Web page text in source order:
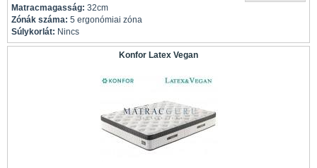
Matracmagasság: 32cm
Zónák száma: 5 ergonómiai zóna
Súlykorlát: Nincs
Konfor Latex Vegan